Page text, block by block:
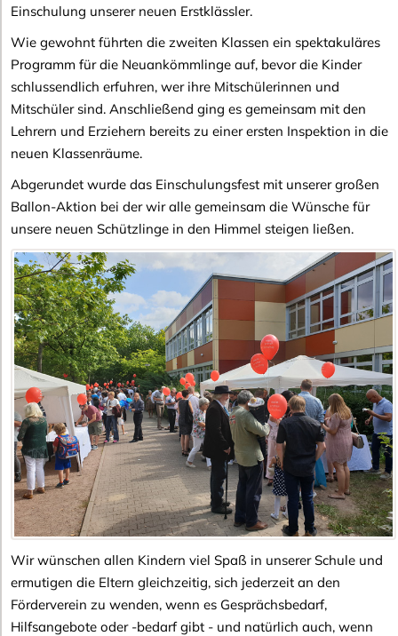
Einschulung unserer neuen Erstklässler.
Wie gewohnt führten die zweiten Klassen ein spektakuläres
Programm für die Neuankömmlinge auf, bevor die Kinder
schlussendlich erfuhren, wer ihre Mitschülerinnen und
Mitschüler sind. Anschließend ging es gemeinsam mit den
Lehrern und Erziehern bereits zu einer ersten Inspektion in die
neuen Klassenräume.
Abgerundet wurde das Einschulungsfest mit unserer großen
Ballon-Aktion bei der wir alle gemeinsam die Wünsche für
unsere neuen Schützlinge in den Himmel steigen ließen.
Wir wünschen allen Kindern viel Spaß in unserer Schule und
ermutigen die Eltern gleichzeitig, sich jederzeit an den
Förderverein zu wenden, wenn es Gesprächsbedarf,
Hilfsangebote oder -bedarf gibt - und natürlich auch, wenn